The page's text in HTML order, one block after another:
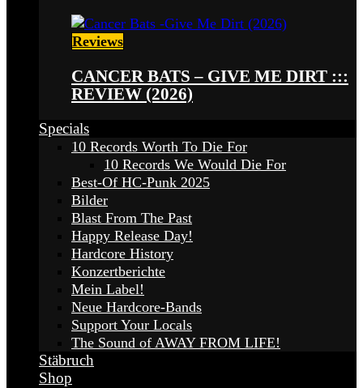
Reviews
CANCER BATS – GIVE ME DIRT :::
REVIEW (2026)
Specials
10 Records Worth To Die For
10 Records We Would Die For
Best-Of HC-Punk 2025
Bilder
Blast From The Past
Happy Release Day!
Hardcore History
Konzertberichte
Mein Label!
Neue Hardcore-Bands
Support Your Locals
The Sound of AWAY FROM LIFE!
Stäbruch
Shop